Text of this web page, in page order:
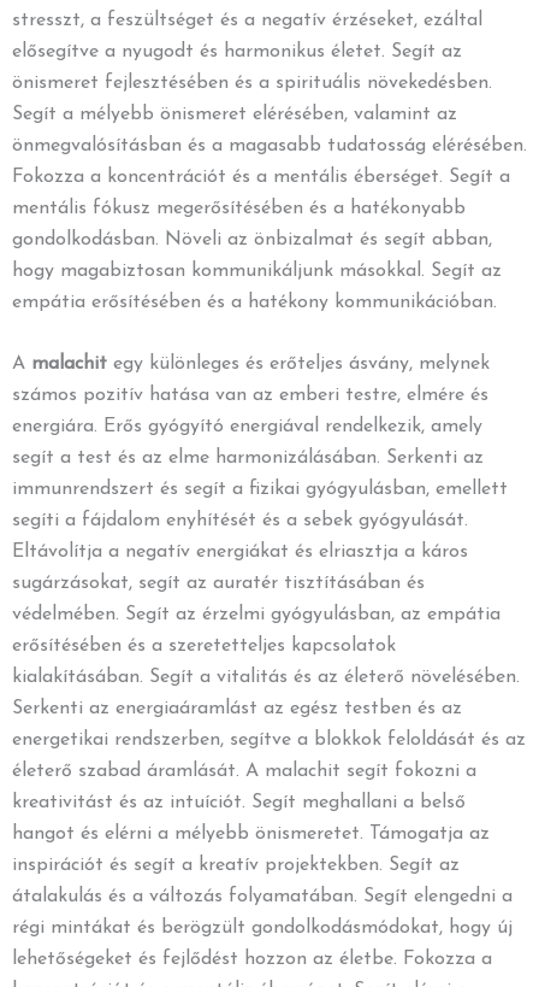
stresszt, a feszültséget és a negatív érzéseket, ezáltal
elősegítve a nyugodt és harmonikus életet. Segít az
önismeret fejlesztésében és a spirituális növekedésben.
Segít a mélyebb önismeret elérésében, valamint az
önmegvalósításban és a magasabb tudatosság elérésében.
Fokozza a koncentrációt és a mentális éberséget. Segít a
mentális fókusz megerősítésében és a hatékonyabb
gondolkodásban. Növeli az önbizalmat és segít abban,
hogy magabiztosan kommunikáljunk másokkal. Segít az
empátia erősítésében és a hatékony kommunikációban.
A malachit egy különleges és erőteljes ásvány, melynek
számos pozitív hatása van az emberi testre, elmére és
energiára. Erős gyógyító energiával rendelkezik, amely
segít a test és az elme harmonizálásában. Serkenti az
immunrendszert és segít a fizikai gyógyulásban, emellett
segíti a fájdalom enyhítését és a sebek gyógyulását.
Eltávolítja a negatív energiákat és elriasztja a káros
sugárzásokat, segít az auratér tisztításában és
védelmében. Segít az érzelmi gyógyulásban, az empátia
erősítésében és a szeretetteljes kapcsolatok
kialakításában. Segít a vitalitás és az életerő növelésében.
Serkenti az energiaáramlást az egész testben és az
energetikai rendszerben, segítve a blokkok feloldását és az
életerő szabad áramlását. A malachit segít fokozni a
kreativitást és az intuíciót. Segít meghallani a belső
hangot és elérni a mélyebb önismeretet. Támogatja az
inspirációt és segít a kreatív projektekben. Segít az
átalakulás és a változás folyamatában. Segít elengedni a
régi mintákat és berögzült gondolkodásmódokat, hogy új
lehetőségeket és fejlődést hozzon az életbe. Fokozza a